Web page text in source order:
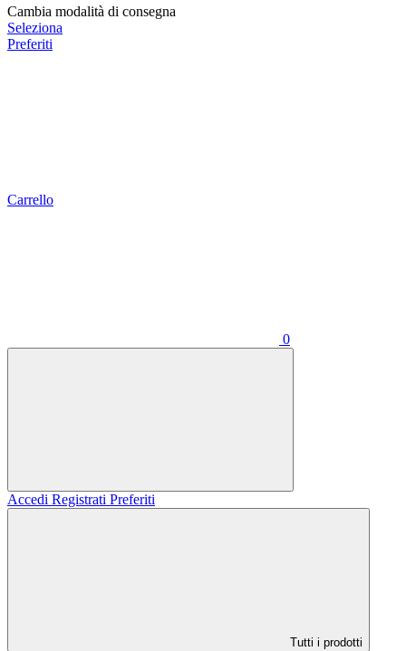
Cambia modalità di consegna
Seleziona
Preferiti
Carrello
0
Accedi Registrati Preferiti
Tutti i prodotti